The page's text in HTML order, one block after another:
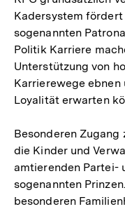
Kadersystem
sogenannten
Politik Karriere
Unterstützung von
Karrierewege
Loyalität erwarten
Besonderen Zugang
die Kinder und
amtierenden Partei-
sogenannten
besonderen